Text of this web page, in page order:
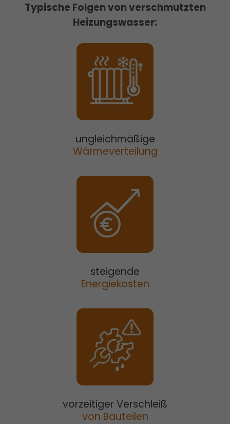
Typische Folgen von verschmutzten
Heizungswasser:
ungleichmäßige
Wärmeverteilung
steigende
Energiekosten
vorzeitiger Verschleiß
von Bauteilen